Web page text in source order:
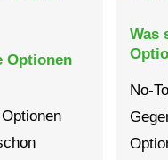
Optionen
Was
No-